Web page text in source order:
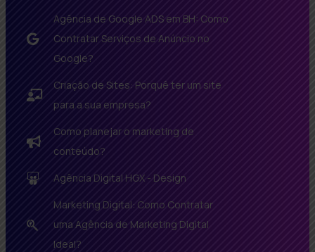
Agência de Google ADS em BH: Como
Contratar Serviços de Anúncio no
Google?
Criação de Sites: Porquê ter um site
para a sua empresa?
Como planejar o marketing de
conteúdo?
Agência Digital HGX - Design
Marketing Digital: Como Contratar
uma Agência de Marketing Digital
Ideal?